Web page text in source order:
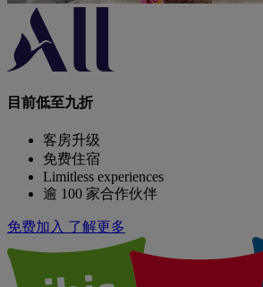
目前低至九折
客房升级
免费住宿
Limitless experiences
逾 100 家合作伙伴
免费加入 了解更多